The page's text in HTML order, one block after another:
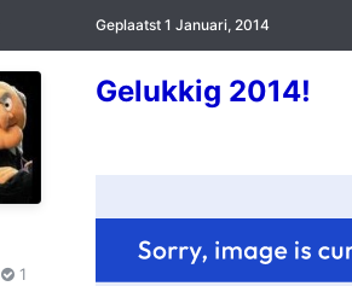
1
Geplaatst 1 Januari, 2014
Gelukkig 2014!